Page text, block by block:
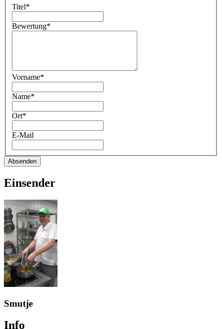
Titel*
Bewertung*
Vorname*
Name*
Ort*
E-Mail
Absenden
Einsender
Smutje
Info